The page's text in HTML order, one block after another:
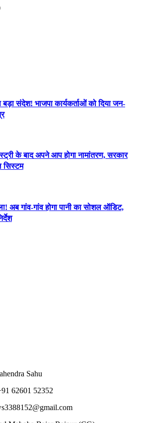
संदेश! भाजपा कार्यकर्ताओं को दिया जन-
के बाद अपने आप होगा नामांतरण, सरकार
सिस्टम
अब गांव-गांव होगा पानी का सोशल ऑडिट,
Sahu
62601 52352